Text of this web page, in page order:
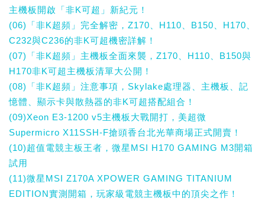
主機板開啟「非K可超」新紀元！
(06)「非K超頻」完全解密，Z170、H110、B150、H170、
C232與C236的非K可超機密詳解！
(07)「非K超頻」主機板全面來襲，Z170、H110、B150與
H170非K可超主機板清單大公開！
(08)「非K超頻」注意事項，Skylake處理器、主機板、記
憶體、顯示卡與散熱器的非K可超搭配組合！
(09)Xeon E3-1200 v5主機板大戰開打，美超微
Supermicro X11SSH-F搶頭香台北光華商場正式開賣！
(10)超值電競主板王者，微星MSI H170 GAMING M3開箱
試用
(11)微星MSI Z170A XPOWER GAMING TITANIUM
EDITION實測開箱，玩家級電競主機板中的頂尖之作！